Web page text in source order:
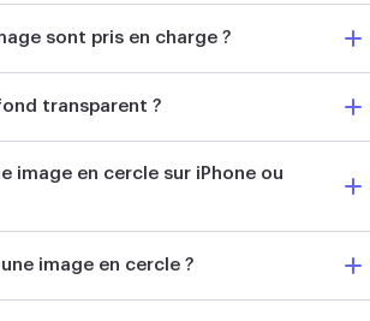
sont pris en charge ?
transparent ?
image en cercle sur iPhone ou
image en cercle ?